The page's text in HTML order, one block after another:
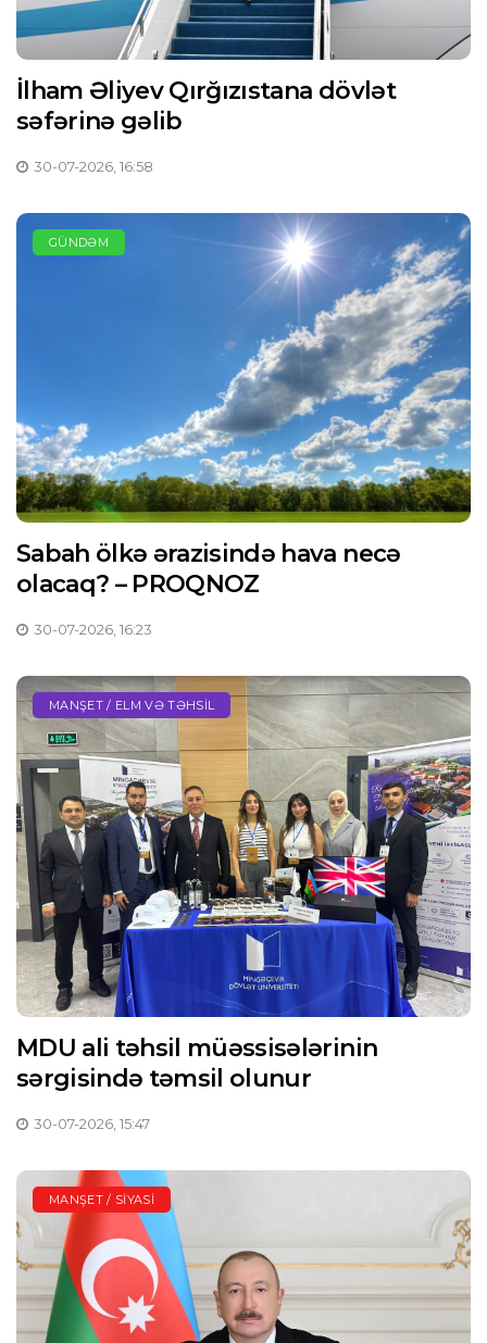
İlham Əliyev Qırğızıstana dövlət
səfərinə gəlib
30-07-2026, 16:58
GÜNDƏM
Sabah ölkə ərazisində hava necə
olacaq? – PROQNOZ
30-07-2026, 16:23
MANŞET / ELM VƏ TƏHSIL
MDU ali təhsil müəssisələrinin
sərgisində təmsil olunur
30-07-2026, 15:47
MANŞET / SIYASI